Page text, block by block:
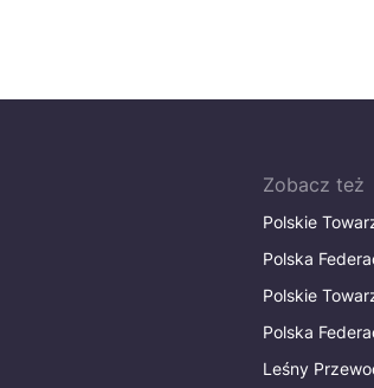
Zobacz też
Polskie
Polska
Polskie
Polska
Leśny